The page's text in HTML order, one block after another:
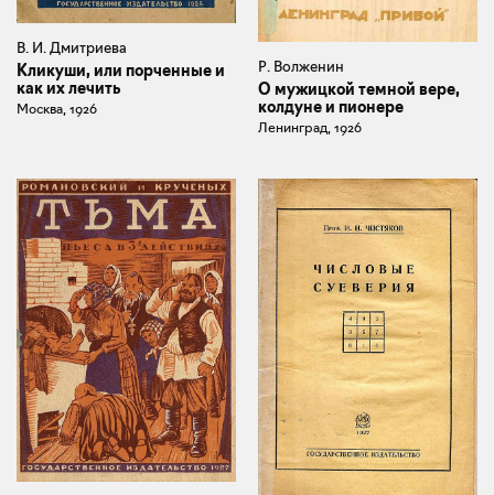
В. И. Дмитриева
Кликуши, или порченные и
как их лечить
Москва, 1926
Р. Волженин
О мужицкой темной вере,
колдуне и пионере
Ленинград, 1926